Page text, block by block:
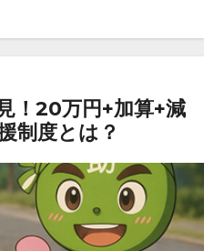
！20万円+加算+減
制度とは？